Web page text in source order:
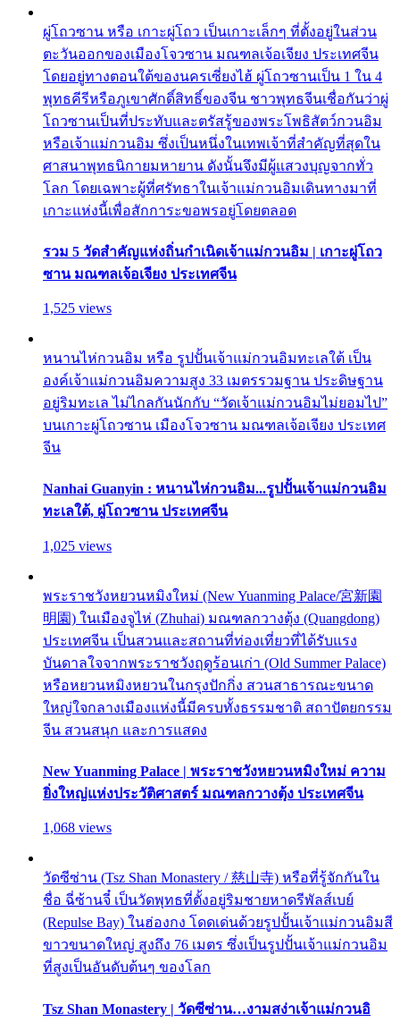
ผู่โถวซาน หรือ เกาะผู่โถว เป็นเกาะเล็กๆ ที่ตั้งอยู่ในส่วน
ตะวันออกของเมืองโจวซาน มณฑลเจ้อเจียง ประเทศจีน
โดยอยู่ทางตอนใต้ของนครเซี่ยงไฮ้ ผู่โถวซานเป็น 1 ใน 4
พุทธคีรีหรือภูเขาศักดิ์สิทธิ์ของจีน ชาวพุทธจีนเชื่อกันว่าผู่
โถวซานเป็นที่ประทับและตรัสรู้ของพระโพธิสัตว์กวนอิม
หรือเจ้าแม่กวนอิม ซึ่งเป็นหนึ่งในเทพเจ้าที่สำคัญที่สุดใน
ศาสนาพุทธนิกายมหายาน ดังนั้นจึงมีผู้แสวงบุญจากทั่ว
โลก โดยเฉพาะผู้ที่ศรัทธาในเจ้าแม่กวนอิมเดินทางมาที่
เกาะแห่งนี้เพื่อสักการะขอพรอยู่โดยตลอด
รวม 5 วัดสำคัญแห่งถิ่นกำเนิดเจ้าแม่กวนอิม | เกาะผู่โถว
ซาน มณฑลเจ้อเจียง ประเทศจีน
1,525 views
หนานไห่กวนอิม หรือ รูปปั้นเจ้าแม่กวนอิมทะเลใต้ เป็น
องค์เจ้าแม่กวนอิมความสูง 33 เมตรรวมฐาน ประดิษฐาน
อยู่ริมทะเล ไม่ไกลกันนักกับ “วัดเจ้าแม่กวนอิมไม่ยอมไป”
บนเกาะผู่โถวซาน เมืองโจวซาน มณฑลเจ้อเจียง ประเทศ
จีน
Nanhai Guanyin : หนานไห่กวนอิม...รูปปั้นเจ้าแม่กวนอิม
ทะเลใต้, ผู่โถวซาน ประเทศจีน
1,025 views
พระราชวังหยวนหมิงใหม่ (New Yuanming Palace/宮新園
明園) ในเมืองจูไห่ (Zhuhai) มณฑลกวางตุ้ง (Quangdong)
ประเทศจีน เป็นสวนและสถานที่ท่องเที่ยวที่ได้รับแรง
บันดาลใจจากพระราชวังฤดูร้อนเก่า (Old Summer Palace)
หรือหยวนหมิงหยวนในกรุงปักกิ่ง สวนสาธารณะขนาด
ใหญ่ใจกลางเมืองแห่งนี้มีครบทั้งธรรมชาติ สถาปัตยกรรม
จีน สวนสนุก และการแสดง
New Yuanming Palace | พระราชวังหยวนหมิงใหม่ ความ
ยิ่งใหญ่แห่งประวัติศาสตร์ มณฑลกวางตุ้ง ประเทศจีน
1,068 views
วัดซีซ่าน (Tsz Shan Monastery / 慈山寺) หรือที่รู้จักกันใน
ชื่อ ฉี่ซ้านจี๋ เป็นวัดพุทธที่ตั้งอยู่ริมชายหาดรีพัลส์เบย์
(Repulse Bay) ในฮ่องกง โดดเด่นด้วยรูปปั้นเจ้าแม่กวนอิมสี
ขาวขนาดใหญ่ สูงถึง 76 เมตร ซึ่งเป็นรูปปั้นเจ้าแม่กวนอิม
ที่สูงเป็นอันดับต้นๆ ของโลก
Tsz Shan Monastery | วัดซีซ่าน…งามสง่าเจ้าแม่กวนอิ